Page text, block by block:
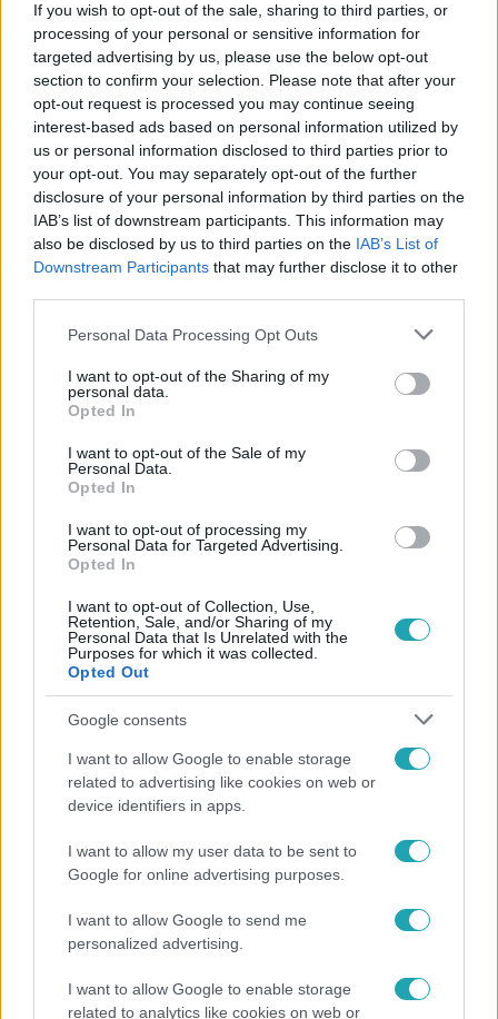
If you wish to opt-out of the sale, sharing to third parties, or
processing of your personal or sensitive information for
targeted advertising by us, please use the below opt-out
section to confirm your selection. Please note that after your
opt-out request is processed you may continue seeing
interest-based ads based on personal information utilized by
us or personal information disclosed to third parties prior to
your opt-out. You may separately opt-out of the further
disclosure of your personal information by third parties on the
IAB’s list of downstream participants. This information may
also be disclosed by us to third parties on the IAB’s List of
Downstream Participants that may further disclose it to other
Please note that this website/app uses one or more Google
not limited to your visit or usage behaviour. You may click to
grant or deny consent to Google and its third-party tags to
use your data for below specified purposes in below Google
consent section.
Personal Data Processing Opt Outs
I want to opt-out of the Sharing of my
personal data.
Opted In
I want to opt-out of the Sale of my
Personal Data.
Opted In
I want to opt-out of processing my
Personal Data for Targeted Advertising.
Opted In
I want to opt-out of Collection, Use,
Retention, Sale, and/or Sharing of my
Personal Data that Is Unrelated with the
Purposes for which it was collected.
Opted Out
Google consents
I want to allow Google to enable storage
related to advertising like cookies on web or
device identifiers in apps.
I want to allow my user data to be sent to
Google for online advertising purposes.
I want to allow Google to send me
personalized advertising.
I want to allow Google to enable storage
related to analytics like cookies on web or
Kövess minket, és értesülj a friss hírekről a
Facebookon is!
Követem
#ÉDEN HOTEL ADÁSRÉSZLETEK RTL+
#ÉDEN HOTEL ÖSSZEFOGLALÓ #6. RÉSZ #PAJZÁN
JÁTÉK #TEST #BIKINI #LOVI MEZTELEN
FANNI #ZUHANYZÓ #PÁRVÁLASZTÁS
CEREMÓNIA
SÍRÁS #KÖNNYEK #ÖSSZEFOGLALÓ KENDY
ZSÓFI ÉMI
#CSENGE
Népszerű